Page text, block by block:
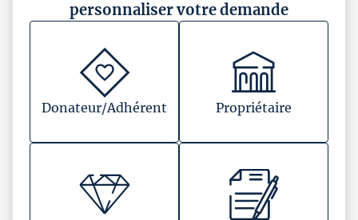
personnaliser votre demande
Donateur/Adhérent Propriétaire